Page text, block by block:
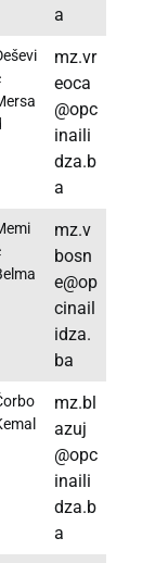
a
mz.vr
eoca
@opc
inaili
dza.b
a
mz.v
bosn
e@op
cinail
idza.
ba
mz.bl
azuj
@opc
inaili
dza.b
a